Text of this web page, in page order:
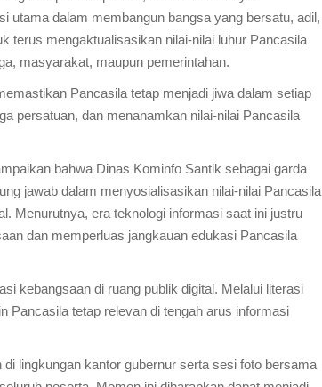
utama dalam membangun bangsa yang bersatu, adil,
terus mengaktualisasikan nilai-nilai luhur Pancasila
masyarakat, maupun pemerintahan.
Pancasila tetap menjadi jiwa dalam setiap
persatuan, dan menanamkan nilai-nilai Pancasila
bahwa Dinas Kominfo Santik sebagai garda
jawab dalam menyosialisasikan nilai-nilai Pancasila
Menurutnya, era teknologi informasi saat ini justru
dan memperluas jangkauan edukasi Pancasila
kebangsaan di ruang publik digital. Melalui literasi
Pancasila tetap relevan di tengah arus informasi
lingkungan kantor gubernur serta sesi foto bersama